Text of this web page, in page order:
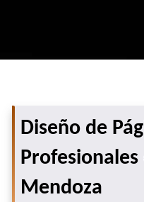
Diseño de
Profesionales
Mendoza